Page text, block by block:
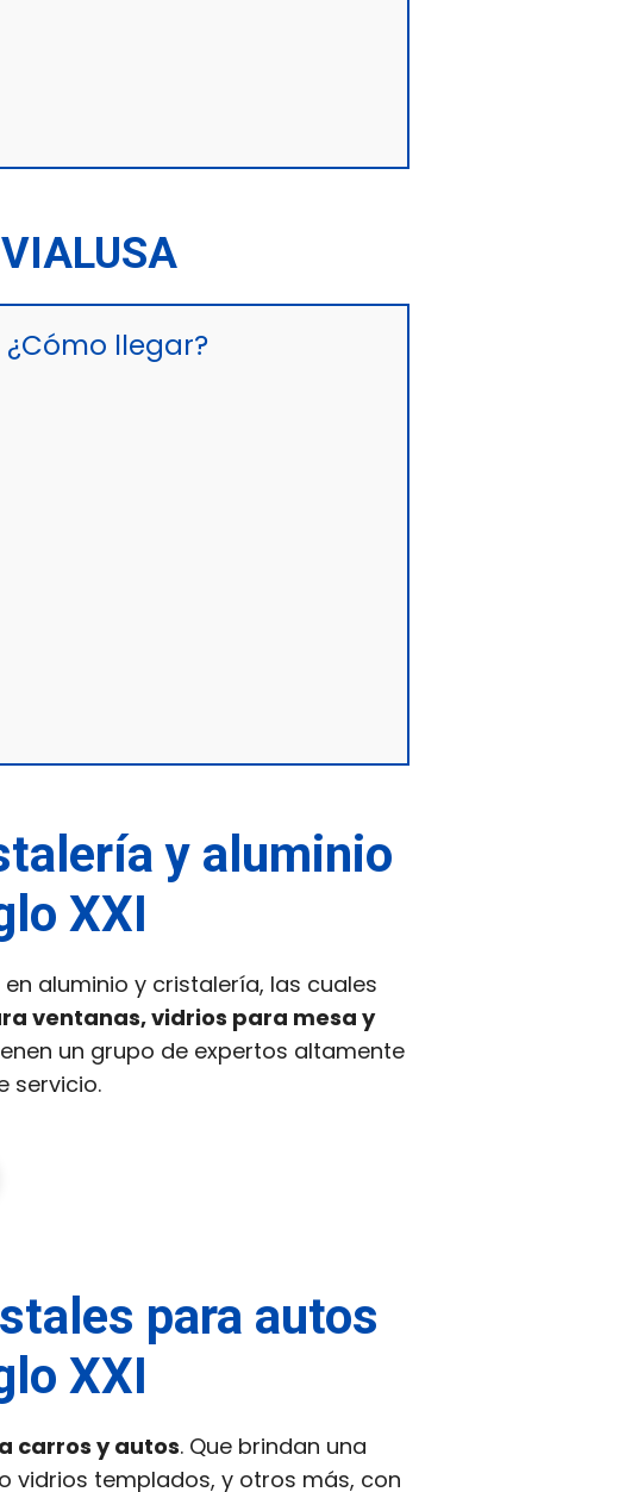
¿Cómo llegar?
y aluminio
XXI
aluminio y cristalería, las cuales
ventanas, vidrios para mesa y
un grupo de expertos altamente
servicio.
para autos
XXI
carros y autos. Que brindan una
vidrios templados, y otros más, con